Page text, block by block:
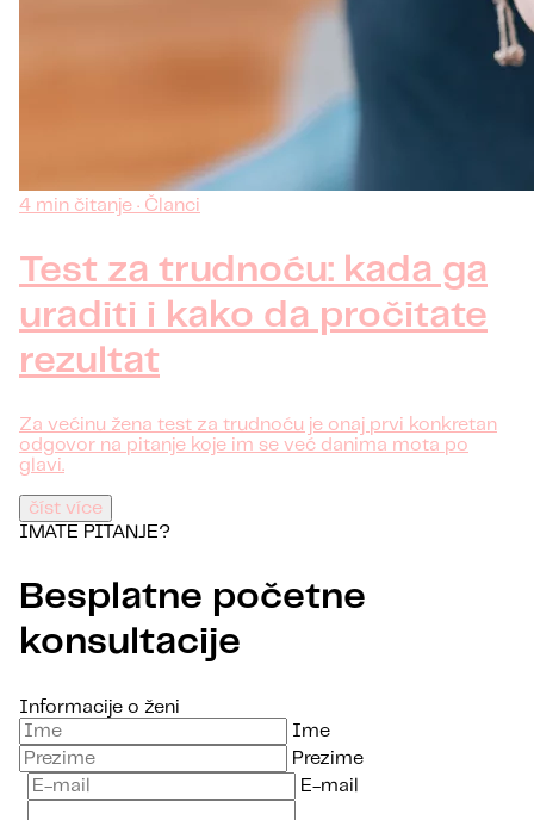
4 min čitanje · Članci
Test za trudnoću: kada ga
uraditi i kako da pročitate
rezultat
Za većinu žena test za trudnoću je onaj prvi konkretan
odgovor na pitanje koje im se već danima mota po
glavi.
číst více
IMATE PITANJE?
Besplatne početne
konsultacije
Informacije o ženi
Ime
Prezime
E-mail